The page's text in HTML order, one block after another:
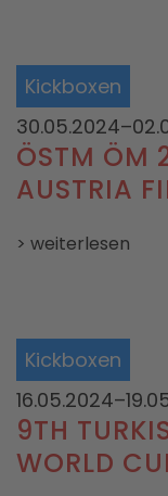
Kickboxen
ÖSTM ÖM
AUSTRIA
> weiterlesen
Kickboxen
9TH
WORLD